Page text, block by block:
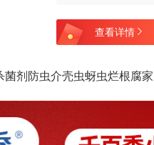
查看详情
剂防虫介壳虫蚜虫烂根腐